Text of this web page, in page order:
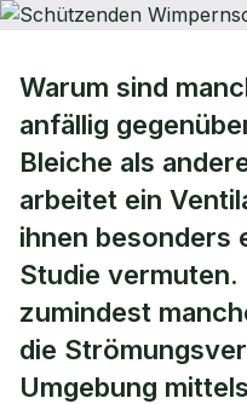
Schützenden
der Spur
Warum sind
anfällig
Bleiche als
arbeitet ein
ihnen besonders
Studie vermuten.
zumindest
die
Umgebung